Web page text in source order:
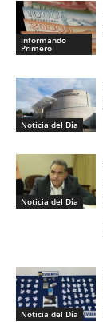
Informando
Primero
Noticia del Día
Noticia del Día
Noticia del Día